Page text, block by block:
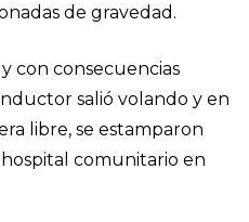
de gravedad.
con consecuencias
salió volando y en
libre, se estamparon
comunitario en